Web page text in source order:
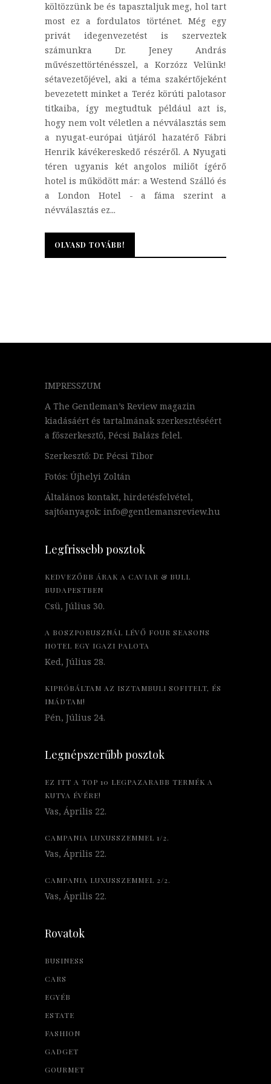
költözzünk be és tapasztaljuk meg, hol tart
most ez a fordulatos történet. Még egy
privát idegenvezetést is szerveztek
számunkra Dr. Jeney András
művészettörténésszel, a Korzózz Velünk!
sétavezetőjével, aki a téma szakértőjeként
bevezetett minket a Teréz körúti palotasor
titkaiba, így megtudtuk például azt is,
hogy nem volt véletlen a névválasztás sem
a nyugat-európai útjáról hazatérő Fábri
Henrik kávékereskedő részéről. A Nyugati
téren ugyanis két angolos miliőt ígérő
hotel is működött már: a Westend Szálló és
a London Hotel - a fáma szerint a
névválasztás ez...
OLVASD TOVÁBB!
OLVASD TOVÁBB!
IMPRESSZUM
A The Gentleman’s Review magazin
kiadásáért és tartalmának szerkesztéséért
a főszerkesztő, Pécsi Balázs felel.
Szerkesztő: Dr. Pécsi Tibor
Fotós: Újhelyi Zoltán
Általános kontakt, hirdetésfelvétel,
sajtóanyagok: info@gentlemansreview.hu
Legfrissebb posztok
KEDVEZŐBB ÁRAK A CAVIAR & BULL
BUDAPESTBEN
Csü, Július 30.
A BOSZPORUSZNÁL LÉVŐ FOUR SEASONS
HOTEL EGY IGAZI PALOTA
Ked, Július 28.
KIPRÓBÁLTAM AZ ISZTAMBULI SOFITELT, ÉS
IMÁDTAM!
Pén, Július 24.
Legnépszerűbb posztok
EZ ITT A TOP 10 LEGPAZARABB TERMÉK A
KUTYA ÉVÉRE!
Vas, Április 22.
CAMPANIA LUXUSSZEMMEL 1/2.
Vas, Április 22.
CAMPANIA LUXUSSZEMMEL 2/2.
Vas, Április 22.
Rovatok
BUSINESS
CARS
EGYÉB
ESTATE
FASHION
GADGET
GOURMET